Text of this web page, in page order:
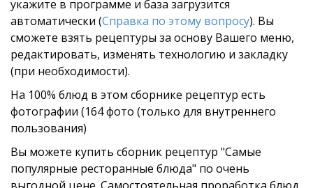
укажите в программе и база загрузится
автоматически (Справка по этому вопросу). Вы
сможете взять рецептуры за основу Вашего меню,
редактировать, изменять технологию и закладку
(при необходимости).
На 100% блюд в этом сборнике рецептур есть
фотографии (164 фото (только для внутреннего
пользования)
Вы можете купить сборник рецептур "Самые
популярные ресторанные блюда" по очень